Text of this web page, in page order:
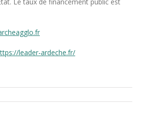
leader-ardeche.fr/